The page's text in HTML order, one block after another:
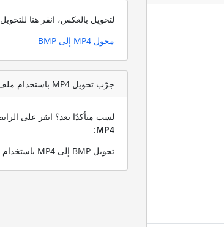
لتحويل بالعكس، انقر هنا
محول MP4 إلى BMP
جرّب تحويل MP4 باستخدام ملف اختبار BMP
لست متأكدًا بعد؟ انقر على
MP4
:
تحويل BMP إلى MP4 باستخدام ملف BMP التجريبي الخاص بنا